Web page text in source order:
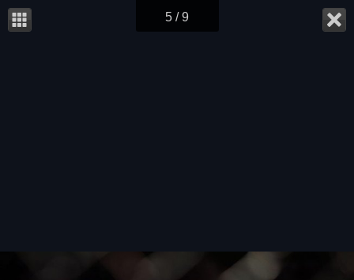
5 / 9